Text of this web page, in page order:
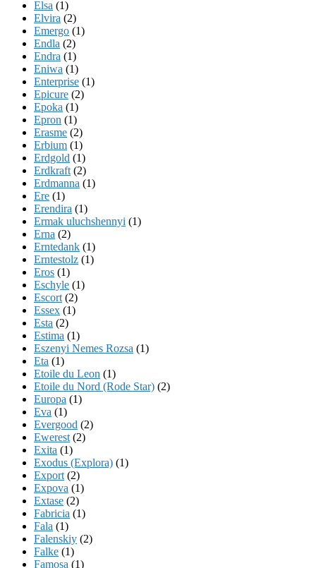
Elsa (1)
Elvira (2)
Emergo (1)
Endla (2)
Endra (1)
Eniwa (1)
Enterprise (1)
Epicure (2)
Epoka (1)
Epron (1)
Erasme (2)
Erbium (1)
Erdgold (1)
Erdkraft (2)
Erdmanna (1)
Ere (1)
Erendira (1)
Ermak uluchshennyi (1)
Erna (2)
Erntedank (1)
Erntestolz (1)
Eros (1)
Eschyle (1)
Escort (2)
Essex (1)
Esta (2)
Estima (1)
Eszenyi Nemes Rozsa (1)
Eta (1)
Etoile du Leon (1)
Etoile du Nord (Rode Star) (2)
Europa (1)
Eva (1)
Evergood (2)
Ewerest (2)
Exita (1)
Exodus (Explora) (1)
Export (2)
Expova (1)
Extase (2)
Fabricia (1)
Fala (1)
Falenskiy (2)
Falke (1)
Famosa (1)